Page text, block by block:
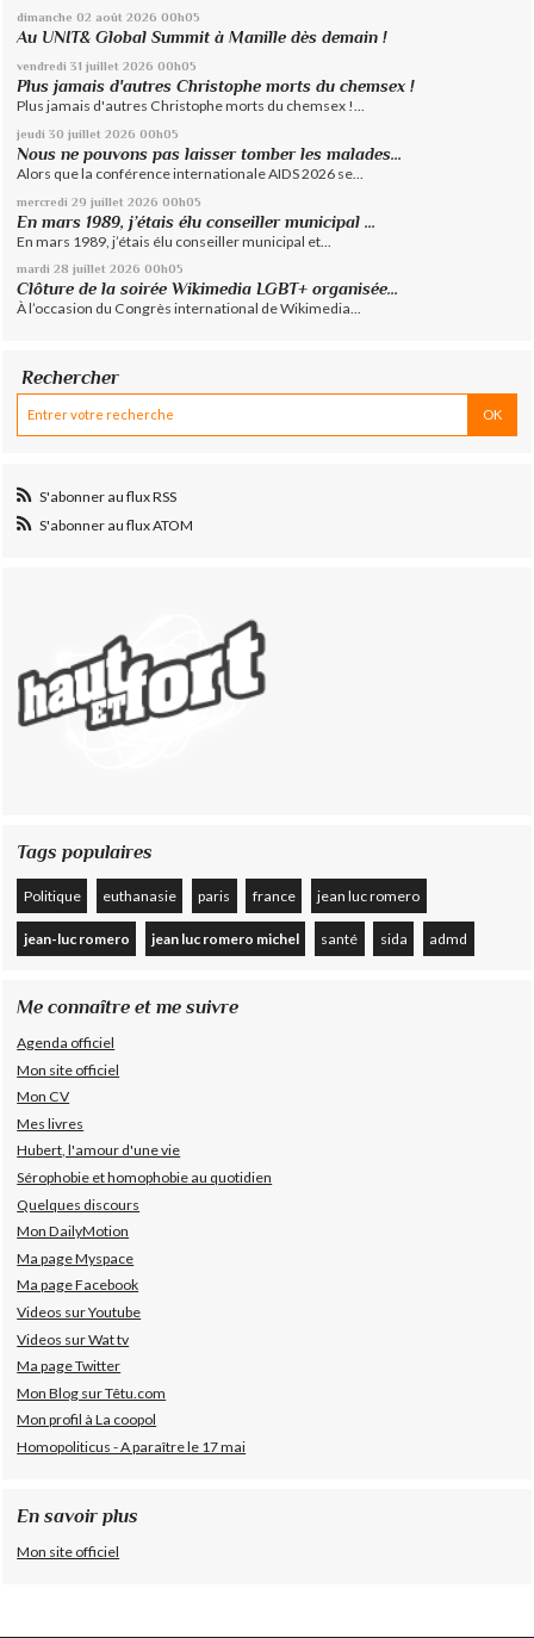
dimanche 02 août 2026 00h05
Au UNIT& Global Summit à Manille dès demain !
vendredi 31 juillet 2026 00h05
Plus jamais d'autres Christophe morts du chemsex !
Plus jamais d'autres Christophe morts du chemsex !...
jeudi 30 juillet 2026 00h05
Nous ne pouvons pas laisser tomber les malades...
Alors que la conférence internationale AIDS 2026 se...
mercredi 29 juillet 2026 00h05
En mars 1989, j’étais élu conseiller municipal ...
En mars 1989, j’étais élu conseiller municipal et...
mardi 28 juillet 2026 00h05
Clôture de la soirée Wikimedia LGBT+ organisée...
À l’occasion du Congrès international de Wikimedia...
Rechercher
S'abonner au flux RSS
S'abonner au flux ATOM
Tags populaires
Politique euthanasie paris france jean luc romero
jean-luc romero jean luc romero michel santé sida admd
Me connaître et me suivre
Agenda officiel
Mon site officiel
Mon CV
Mes livres
Hubert, l'amour d'une vie
Sérophobie et homophobie au quotidien
Quelques discours
Mon DailyMotion
Ma page Myspace
Ma page Facebook
Videos sur Youtube
Videos sur Wat tv
Ma page Twitter
Mon Blog sur Têtu.com
Mon profil à La coopol
Homopoliticus - A paraître le 17 mai
En savoir plus
Mon site officiel